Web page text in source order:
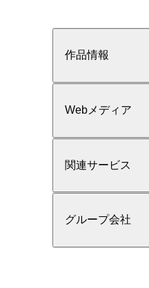
作品情報
Webメディア
関連サービス
グループ会社